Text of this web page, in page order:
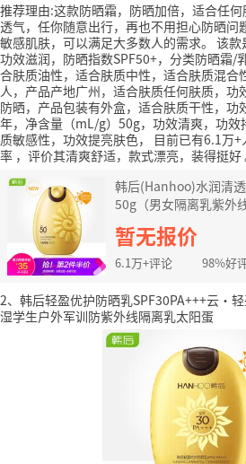
推荐理由:这款防晒霜，防晒加倍，适合任
透气，任你随意出行，再也不用担心防晒问
敏感肌肤，可以满足大多数人的需求。 该款
功效滋润，防晒指数SPF50+，分类防晒霜/
合肤质油性，适合肤质中性，适合肤质混合
人，产品产地广州，适合肤质任何肤质，功
防晒，产品包装有外盒，适合肤质干性，功
年，净含量（mL/g）50g，功效清爽，功效
质敏感性，功效提亮肤色，
目前已有6.1万+
率 ，评价其清爽舒适，款式漂亮，装得挺好
韩后(Hanhoo)水润清
50g（男女隔离乳紫外
蛋全新升级）
暂无报价
6.1万+评论 98%好
2、韩后轻盈优护防晒乳SPF30PA+++云·
湿学生户外军训防紫外线隔离乳太阳蛋